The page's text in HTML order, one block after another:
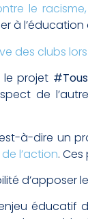
le racisme,
à l’éducation
des clubs
le projet
de
à-dire un
l’action.
d’apposer